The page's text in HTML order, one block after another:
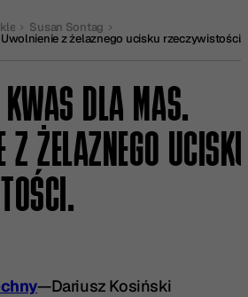
Susan Sontag
z żelaznego ucisku rzeczywistości.
DLA MAS.
Z ŻELAZNEGO
—Dariusz Kosiński